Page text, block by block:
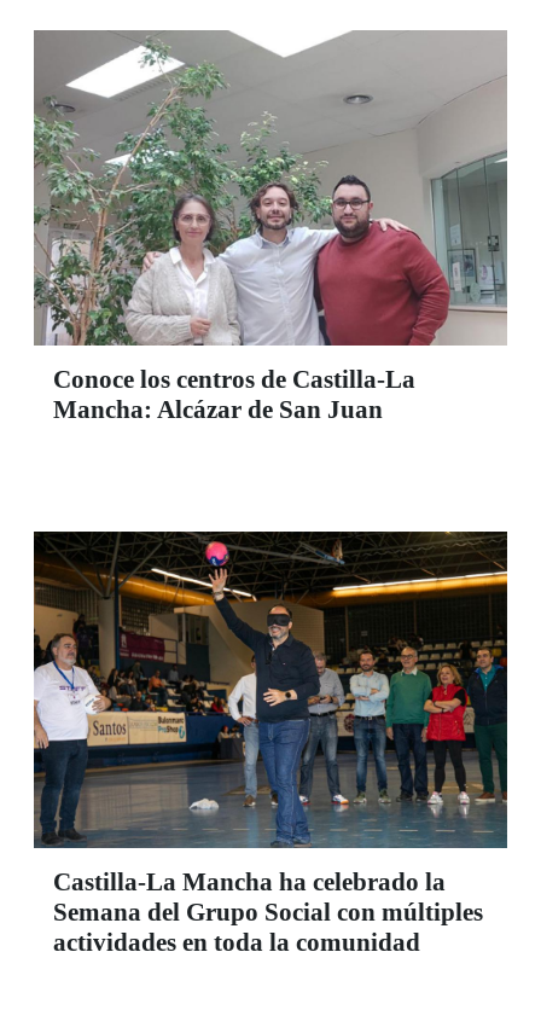
Conoce los centros de Castilla-La
Mancha: Alcázar de San Juan
Castilla-La Mancha ha celebrado la
Semana del Grupo Social con múltiples
actividades en toda la comunidad